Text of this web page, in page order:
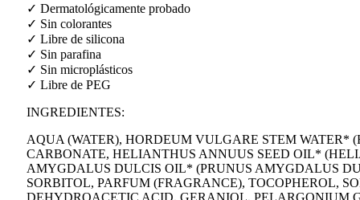
✓ Dermatológicamente probado
✓ Sin colorantes
✓ Libre de silicona
✓ Sin parafina
✓ Sin microplásticos
✓ Libre de PEG
INGREDIENTES:
AQUA (WATER), HORDEUM VULGARE STEM
CARBONATE, HELIANTHUS ANNUUS SEED OIL*
AMYGDALUS DULCIS OIL* (PRUNUS AMYGDALUS
SORBITOL, PARFUM (FRAGRANCE), TOCOPHEROL,
DEHYDROACETIC ACID, GERANIOL, PELARGONIUM